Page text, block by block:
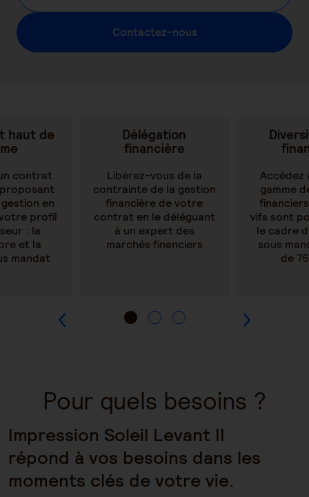
Contactez-nous
haut de
contrat
en
profil
: la
et la
mandat
Délégation
financière
Libérez-vous de la
contrainte de la gestion
financière de votre
contrat en le déléguant
à un expert des
marchés financiers
Accédez
gamme
vifs sont
le cadre
sous
de
Pour quels besoins ?
Impression Soleil Levant II
répond à vos besoins dans les
moments clés de votre vie.